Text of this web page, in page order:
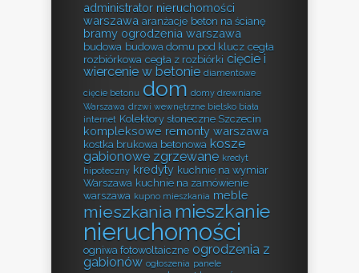
administrator nieruchomości
warszawa aranżacje beton na ścianę
bramy ogrodzenia warszawa
budowa budowa domu pod klucz cegła
rozbiórkowa cegła z rozbiórki cięcie i
wiercenie w betonie diamentowe
cięcie betonu dom domy drewniane
Warszawa drzwi wewnętrzne bielsko biała
internet Kolektory słoneczne Szczecin
kompleksowe remonty warszawa
kostka brukowa betonowa kosze
gabionowe zgrzewane kredyt
hipoteczny kredyty kuchnie na wymiar
Warszawa kuchnie na zamówienie
warszawa kupno mieszkania meble
mieszkania mieszkanie
nieruchomości
ogniwa fotowoltaiczne ogrodzenia z
gabionów ogłoszenia panele